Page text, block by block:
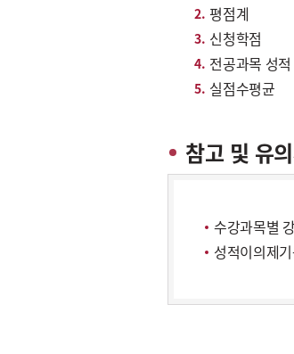
평점계
신청학점
전공과목 성
실점수평균
참고 및 유
수강과목별
성적이의제